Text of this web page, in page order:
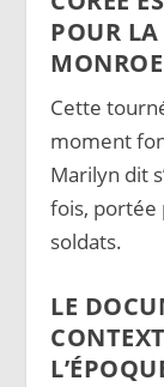
POUR
Cette
moment
Marilyn dit
fois, portée
soldats.
LE